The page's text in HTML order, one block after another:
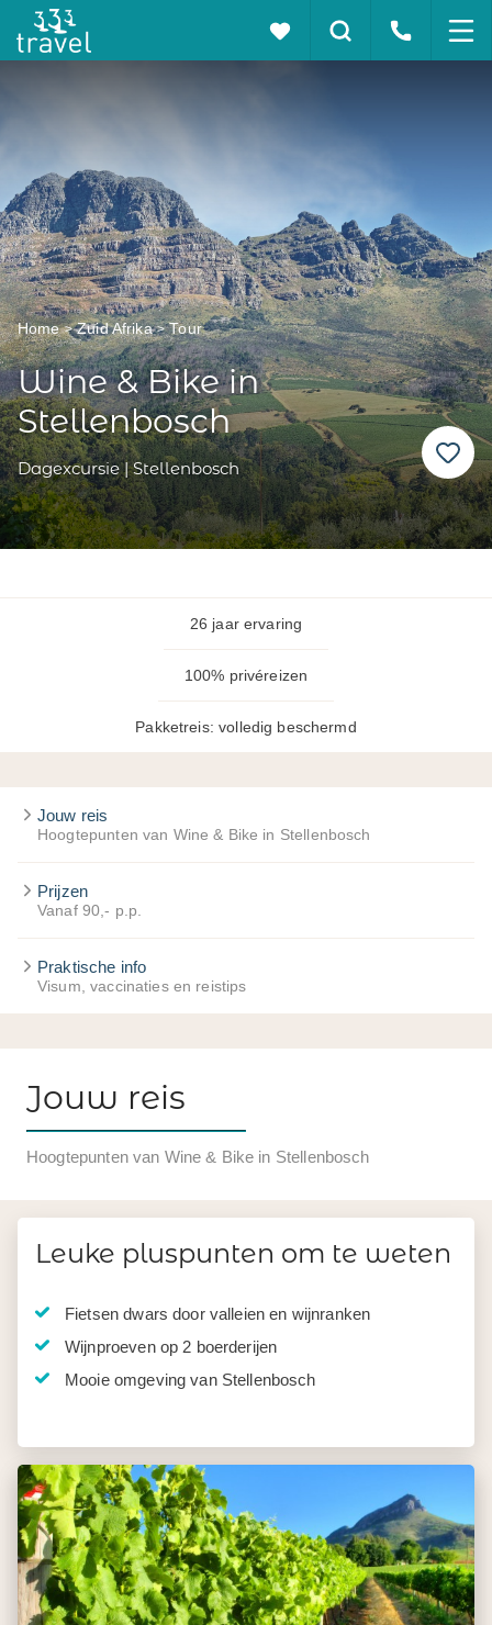
Home Zuid Afrika Tour
Wine & Bike in
Stellenbosch
Dagexcursie | Stellenbosch
26 jaar ervaring
100% privéreizen
Pakketreis: volledig beschermd
Jouw reis
Hoogtepunten van Wine & Bike in Stellenbosch
Prijzen
Vanaf 90,- p.p.
Praktische info
Visum, vaccinaties en reistips
Jouw reis
Hoogtepunten van Wine & Bike in Stellenbosch
Leuke pluspunten om te weten
Fietsen dwars door valleien en wijnranken
Wijnproeven op 2 boerderijen
Mooie omgeving van Stellenbosch